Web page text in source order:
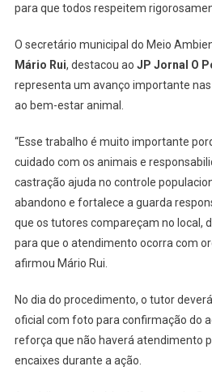
para que todos respeitem
O secretário municipal do Meio
Mário Rui, destacou ao JP Jornal O
representa um avanço importante
ao bem-estar animal.
“Esse trabalho é muito importante
cuidado com os animais e
castração ajuda no controle
abandono e fortalece a guarda
que os tutores compareçam no local,
para que o atendimento ocorra com
afirmou Mário Rui.
No dia do procedimento, o tutor
oficial com foto para confirmação do
reforça que não haverá atendimento
encaixes durante a ação.